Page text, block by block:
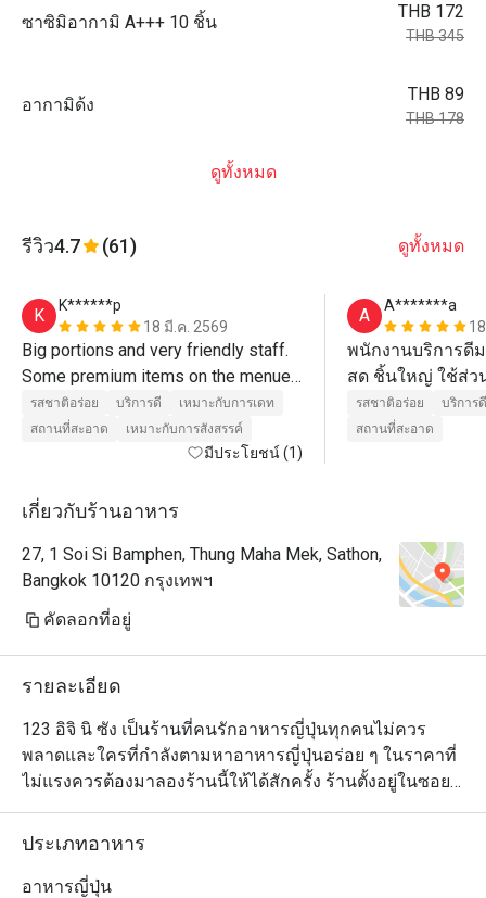
ซาซิมิอากามิ A+++ 10 ชิ้น
THB 172
THB 345
อากามิด้ง
THB 89
THB 178
ดูทั้งหมด
รีวิว4.7 (61) ดูทั้งหมด
K
K******p
18 มี.ค. 2569
Big portions and very friendly staff.
Some premium items on the menue
are not included in Eatigo but still a
very big menue. Parking is available
for charge at the hotel next door.
รสชาติอร่อย บริการดี
เหมาะกับการเดท
สถานที่สะอาด
เหมาะกับการสังสรรค์
มีประโยชน์ (1)
A
A*******a
พนักงานบริการดี
สด ชิ้นใหญ่ ใช้ส่ว
แทบทุกเมนู ซึ่งที่
จอดรถได้ที่ ibis
รสชาติอร่อย
บริการดี
สถานที่สะอาด
เกี่ยวกับร้านอาหาร
27, 1 Soi Si Bamphen, Thung Maha Mek, Sathon,
Bangkok 10120 กรุงเทพฯ
คัดลอกที่อยู่
รายละเอียด
123 อิจิ นิ ซัง เป็นร้านที่คนรักอาหารญี่ปุ่นทุกคนไม่ควร
พลาดและใครที่กำลังตามหาอาหารญี่ปุ่นอร่อย ๆ ในราคาที่
ไม่แรงควรต้องมาลองร้านนี้ให้ได้สักครั้ง ร้านตั้งอยู่ในซอย
สาทร 1 ใกล้กับโรงแรมไอบิส และมีเมนูให้เลือกหลากหลาย
ครบครันสมคำร่ำลือที่ว่ามีมากกว่า ""ซูชิที่เป็นซิกเนเจอร์""
หน้าตาสวยงาม ไปจนถึงราเมงเสิร์ฟร้อนชามโตและสเต็ก
ประเภทอาหาร
อาหารญี่ปุ่น